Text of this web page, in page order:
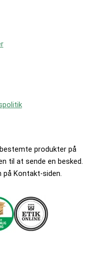
produkter på
til at sende en besked.
på Kontakt-siden.